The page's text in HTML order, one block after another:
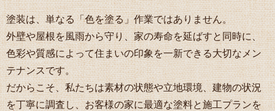
塗装は、単なる「色を塗る」作業ではありません。
外壁や屋根を風雨から守り、家の寿命を延ばすと同時に、
色彩や質感によって住まいの印象を一新できる大切なメン
テナンスです。
だからこそ、私たちは素材の状態や立地環境、建物の状況
を丁寧に調査し、お客様の家に最適な塗料と施工プランを